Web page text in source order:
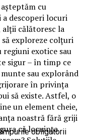
cu
descoperi locuri
călătoresc la
exploreze colțuri
exotice sau
sigur – în timp ce
sau explorând
în privința
să existe. Astfel, o
un element cheie,
noastră fără griji
că locuința
obligatorii